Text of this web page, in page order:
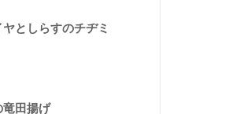
としらすのチヂミ
竜田揚げ